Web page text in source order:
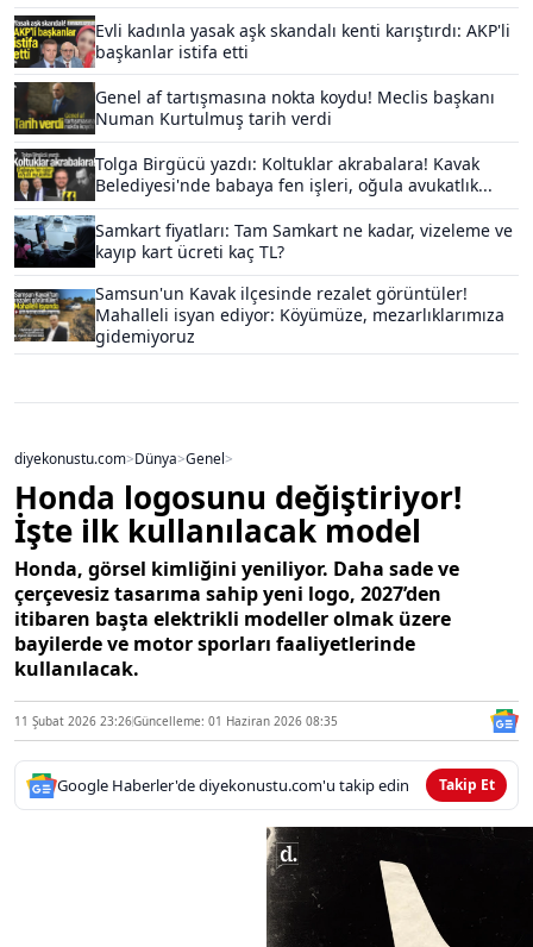
Evli kadınla yasak aşk skandalı kenti karıştırdı: AKP'li
başkanlar istifa etti
Genel af tartışmasına nokta koydu! Meclis başkanı
Numan Kurtulmuş tarih verdi
Tolga Birgücü yazdı: Koltuklar akrabalara! Kavak
Belediyesi'nde babaya fen işleri, oğula avukatlık...
Samkart fiyatları: Tam Samkart ne kadar, vizeleme ve
kayıp kart ücreti kaç TL?
Samsun'un Kavak ilçesinde rezalet görüntüler!
Mahalleli isyan ediyor: Köyümüze, mezarlıklarımıza
gidemiyoruz
diyekonustu.com>Dünya>Genel>
Honda logosunu değiştiriyor!
İşte ilk kullanılacak model
Honda, görsel kimliğini yeniliyor. Daha sade ve
çerçevesiz tasarıma sahip yeni logo, 2027’den
itibaren başta elektrikli modeller olmak üzere
bayilerde ve motor sporları faaliyetlerinde
kullanılacak.
11 Şubat 2026 23:26Güncelleme: 01 Haziran 2026 08:35
Google Haberler'de diyekonustu.com'u takip edin Takip Et